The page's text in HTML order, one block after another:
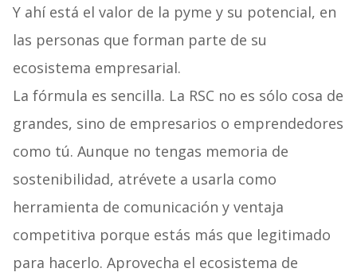
Y ahí está el valor de la pyme y su potencial, en
las personas que forman parte de su
ecosistema empresarial.
La fórmula es sencilla. La RSC no es sólo cosa de
grandes, sino de empresarios o emprendedores
como tú. Aunque no tengas memoria de
sostenibilidad, atrévete a usarla como
herramienta de comunicación y ventaja
competitiva porque estás más que legitimado
para hacerlo. Aprovecha el ecosistema de